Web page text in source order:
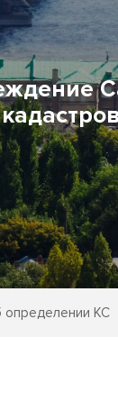
определении КС